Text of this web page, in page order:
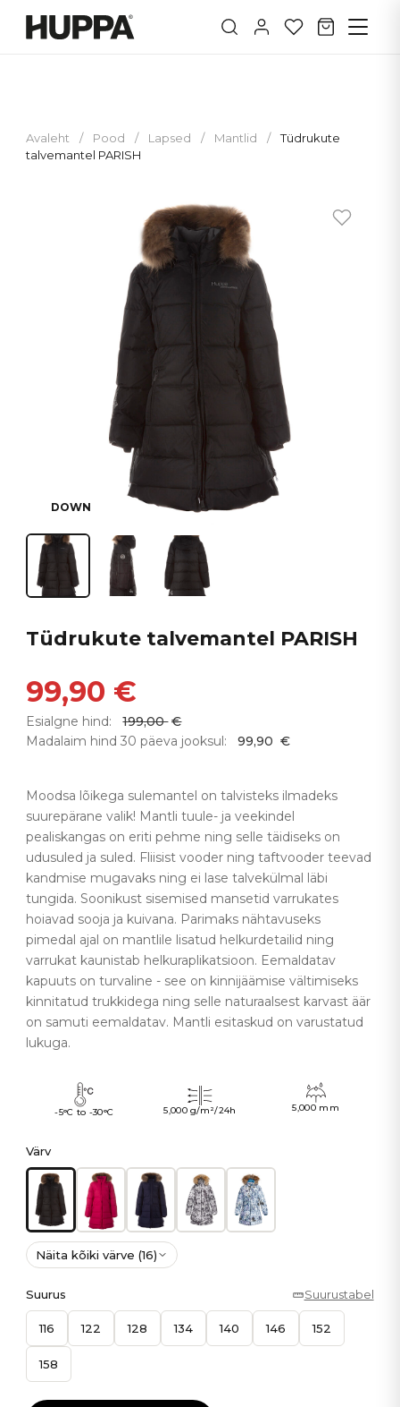
Avaleht / Pood / Lapsed / Mantlid /
Tüdrukute
talvemantel PARISH
DOWN
Tüdrukute talvemantel PARISH
99,90 €
Esialgne hind: 199,00 €
Madalaim hind 30 päeva jooksul:
99,90 €
Moodsa lõikega sulemantel on talvisteks ilmadeks
suurepärane valik! Mantli tuule- ja veekindel
pealiskangas on eriti pehme ning selle täidiseks on
udusuled ja suled. Fliisist vooder ning taftvooder teevad
kandmise mugavaks ning ei lase talvekülmal läbi
tungida. Soonikust sisemised mansetid varrukates
hoiavad sooja ja kuivana. Parimaks nähtavuseks
pimedal ajal on mantlile lisatud helkurdetailid ning
varrukat kaunistab helkuraplikatsioon. Eemaldatav
kapuuts on turvaline - see on kinnijäämise vältimiseks
kinnitatud trukkidega ning selle naturaalsest karvast äär
on samuti eemaldatav. Mantli esitaskud on varustatud
lukuga.
-5°C to -30°C 5,000 g/m²/24h 5,000 mm
Värv
Näita kõiki värve (16)
Suurus Suurustabel
116 122 128 134 140 146 152
158